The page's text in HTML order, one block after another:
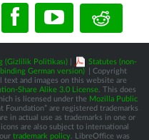
(Gizlilik Politikası)
Statutes (non-
German version)
| Copyright
and images on this website are
Share Alike 3.0 License. This does
is licensed under the Mozilla Public
Foundation” are registered trademarks
in actual use as trademarks in one or
are also subject to international
trademark policy. LibreOffice was